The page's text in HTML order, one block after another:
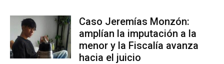
Caso Jeremías Monzón:
amplían la imputación a la
menor y la Fiscalía avanza
hacia el juicio